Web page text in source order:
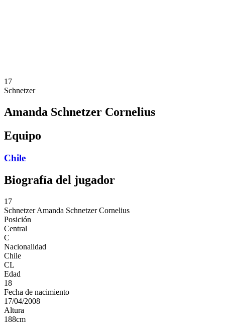
17
Schnetzer
Amanda Schnetzer Cornelius
Equipo
Chile
Biografía del jugador
17
Schnetzer Amanda Schnetzer Cornelius
Posición
Central
C
Nacionalidad
Chile
CL
Edad
18
Fecha de nacimiento
17/04/2008
Altura
188cm